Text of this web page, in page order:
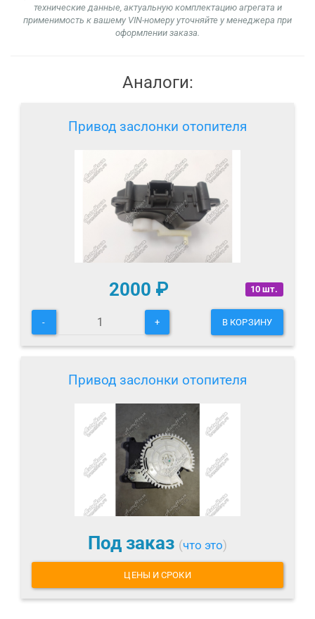
технические данные, актуальную комплектацию агрегата и
применимость к вашему VIN-номеру уточняйте у менеджера при
оформлении заказа.
Аналоги:
Привод заслонки отопителя
10 шт.
2000 ₽
- + В КОРЗИНУ
Привод заслонки отопителя
Под заказ (что это)
ЦЕНЫ И СРОКИ